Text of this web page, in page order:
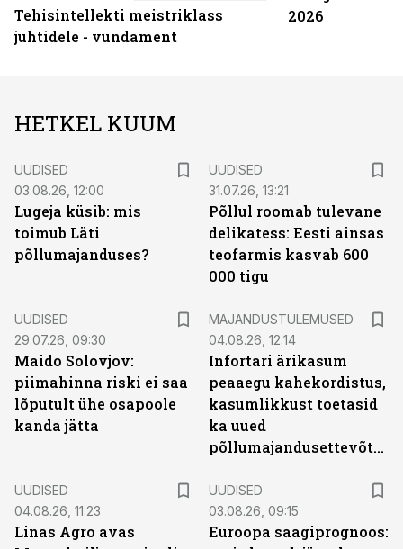
Tehisintellekti meistriklass
juhtidele - vundament
2026
HETKEL KUUM
UUDISED
03.08.26, 12:00
Lugeja küsib: mis
toimub Läti
põllumajanduses?
UUDISED
31.07.26, 13:21
Põllul roomab tulevane
delikatess: Eesti ainsas
teofarmis kasvab 600
000 tigu
UUDISED
29.07.26, 09:30
Maido Solovjov:
piimahinna riski ei saa
lõputult ühe osapoole
kanda jätta
MAJANDUSTULEMUSED
04.08.26, 12:14
Infortari ärikasum
peaaegu kahekordistus,
kasumlikkust toetasid
ka uued
põllumajandusettevõtted
UUDISED
04.08.26, 11:23
Linas Agro avas
UUDISED
03.08.26, 09:15
Euroopa saagiprognoos: